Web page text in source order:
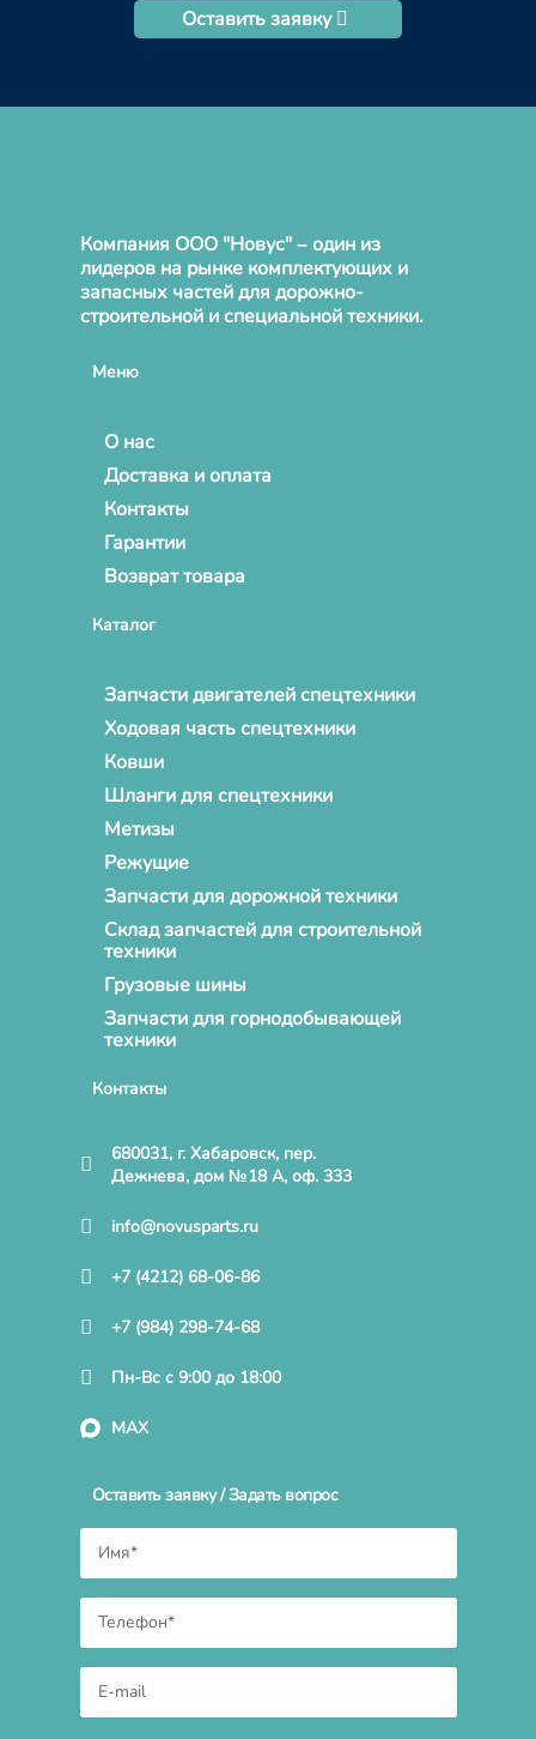
Оставить заявку
Компания ООО "Новус" – один из
лидеров на рынке комплектующих и
запасных частей для дорожно-
строительной и специальной техники.
Меню
О нас
Доставка и оплата
Контакты
Гарантии
Возврат товара
Каталог
Запчасти двигателей спецтехники
Ходовая часть спецтехники
Ковши
Шланги для спецтехники
Метизы
Режущие
Запчасти для дорожной техники
Склад запчастей для строительной
техники
Грузовые шины
Запчасти для горнодобывающей
техники
Контакты
680031, г. Хабаровск, пер.
Дежнева, дом №18 А, оф. 333
info@novusparts.ru
+7 (4212) 68-06-86
+7 (984) 298-74-68
Пн-Вс с 9:00 до 18:00
MAX
Оставить заявку / Задать вопрос